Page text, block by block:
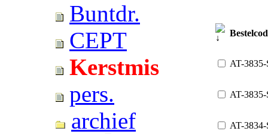
Buntdr.
CEPT
Kerstmis
pers.
archief
AT-3835-
AT-
AT-3834-